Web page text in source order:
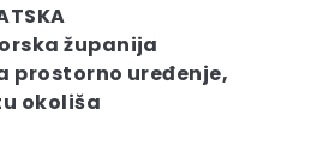
županija
prostorno uređenje,
okoliša